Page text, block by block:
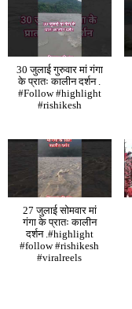
30 जुलाई गुरुवार मां गंगा
के प्रातः कालीन दर्शन .
#Follow #highlight
#rishikesh
27 जुलाई सोमवार मां
गंगा के प्रातः कालीन
दर्शन .#highlight
#follow #rishikesh
#viralreels